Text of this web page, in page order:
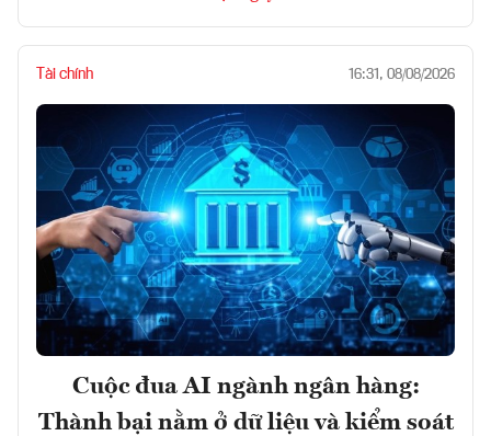
Tài chính 16:31, 08/08/2026
Cuộc đua AI ngành ngân hàng:
Thành bại nằm ở dữ liệu và kiểm soát